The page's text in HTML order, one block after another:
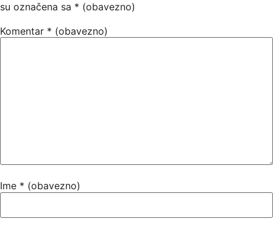
su označena sa * (obavezno)
Komentar * (obavezno)
Ime * (obavezno)